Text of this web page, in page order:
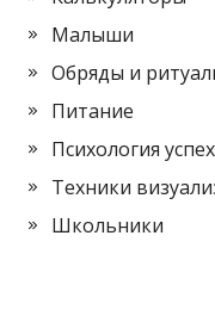
Малыши
Обряды и
Питание
Психология
Техники
Школьники